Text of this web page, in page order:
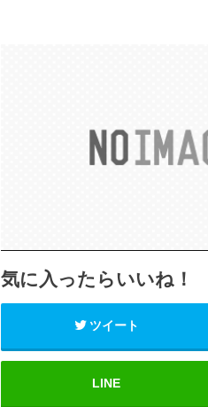
気に入ったらいいね！
ツイート
LINE